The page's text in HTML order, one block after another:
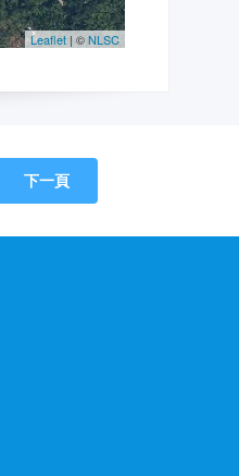
下一頁